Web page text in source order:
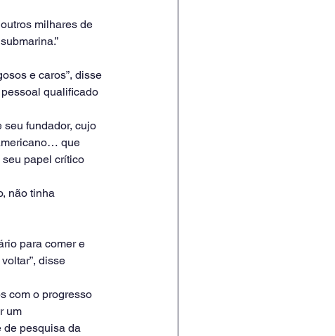
milhares de
e caros”, disse
qualificado
seu fundador, cujo
que
seu papel crítico
não tinha
para comer e
disse
com o progresso
um
de pesquisa da